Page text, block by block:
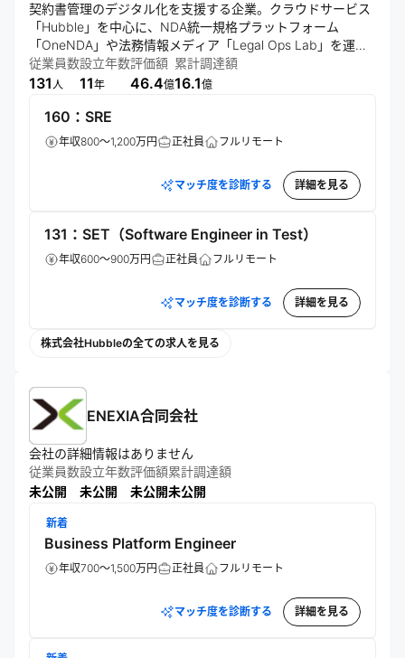
契約書管理のデジタル化を支援する企業。クラウドサービス
「Hubble」を中心に、NDA統一規格プラットフォーム
「OneNDA」や法務情報メディア「Legal Ops Lab」を運
営。法務と事業部門の協業促進、業務効率化を通じ、契約業
務の生産性向上を実現する。
従業員数
131人
設立年数
11年
評価額
46.4億
累計調達額
16.1億
160：SRE
年収800～1,200万円 正社員 フルリモート
マッチ度を診断する 詳細を見る
131：SET（Software Engineer in Test）
年収600～900万円 正社員 フルリモート
マッチ度を診断する 詳細を見る
株式会社Hubbleの全ての求人を見る
ENEXIA合同会社
会社の詳細情報はありません
従業員数
未公開
設立年数
未公開
評価額
未公開
累計調達額
未公開
新着
Business Platform Engineer
年収700～1,500万円 正社員 フルリモート
マッチ度を診断する 詳細を見る